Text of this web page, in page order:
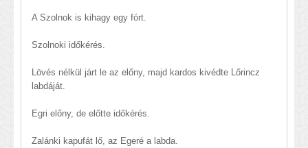
A Szolnok is kihagy egy fórt.
Szolnoki időkérés.
Lövés nélkül járt le az előny, majd kardos kivédte Lőrincz
labdáját.
Egri előny, de előtte időkérés.
Zalánki kapufát lő, az Egeré a labda.